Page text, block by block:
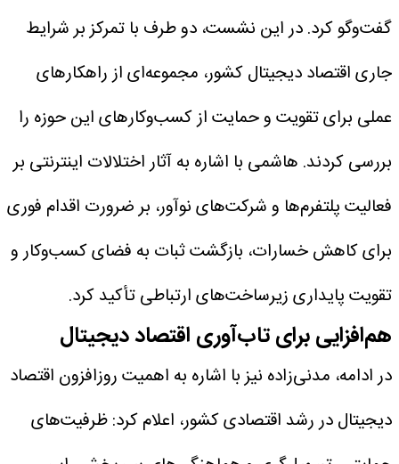
گفت‌وگو کرد.در این نشست، دو طرف با تمرکز بر شرایط
جاری اقتصاد دیجیتال کشور، مجموعه‌ای از راهکارهای
عملی برای تقویت و حمایت از کسب‌وکارهای این حوزه را
بررسی کردند. هاشمی با اشاره به آثار اختلالات اینترنتی بر
فعالیت پلتفرم‌ها و شرکت‌های نوآور، بر ضرورت اقدام فوری
برای کاهش خسارات، بازگشت ثبات به فضای کسب‌وکار و
تقویت پایداری زیرساخت‌های ارتباطی تأکید کرد.
هم‌افزایی برای تاب‌آوری اقتصاد دیجیتال
در ادامه، مدنی‌زاده نیز با اشاره به اهمیت روزافزون اقتصاد
دیجیتال در رشد اقتصادی کشور، اعلام کرد: ظرفیت‌های